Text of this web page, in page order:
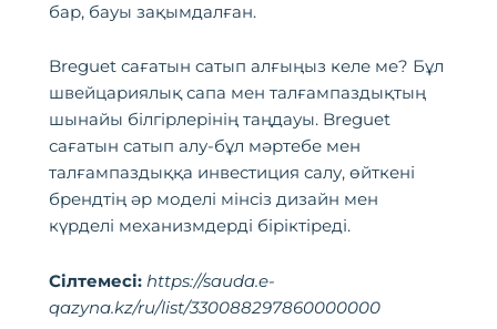
бар, бауы зақымдалған.
Breguet сағатын сатып алғыңыз келе ме? Бұл
швейцариялық сапа мен талғампаздықтың
шынайы білгірлерінің таңдауы. Breguet
сағатын сатып алу-бұл мәртебе мен
талғампаздыққа инвестиция салу, өйткені
брендтің әр моделі мінсіз дизайн мен
күрделі механизмдерді біріктіреді.
Сілтемесі:https://sauda.e-
qazyna.kz/ru/list/330088297860000000